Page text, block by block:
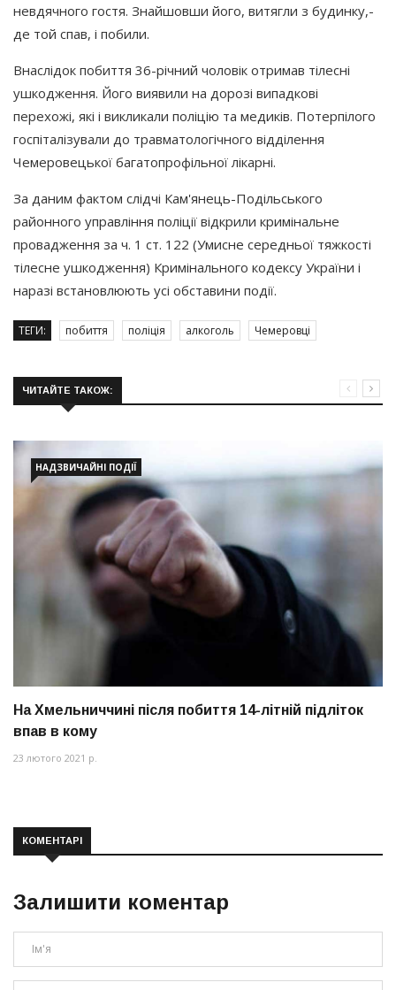
невдячного гостя. Знайшовши його, витягли з будинку,-
де той спав, і побили.
Внаслідок побиття 36-річний чоловік отримав тілесні
ушкодження. Його виявили на дорозі випадкові
перехожі, які і викликали поліцію та медиків. Потерпілого
госпіталізували до травматологічного відділення
Чемеровецької багатопрофільної лікарні.
За даним фактом слідчі Кам'янець-Подільського
районного управління поліції відкрили кримінальне
провадження за ч. 1 ст. 122 (Умисне середньої тяжкості
тілесне ушкодження) Кримінального кодексу України і
наразі встановлюють усі обставини події.
ТЕГИ: побиття поліція алкоголь Чемеровці
ЧИТАЙТЕ ТАКОЖ:
НАДЗВИЧАЙНІ ПОДІЇ
На Хмельниччині після побиття 14-літній підліток
впав в кому
23 лютого 2021 р.
КОМЕНТАРІ
Залишити коментар